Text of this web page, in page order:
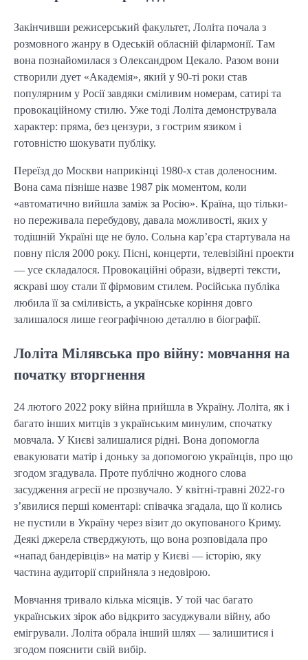
Закінчивши режисерський факультет, Лоліта почала з
розмовного жанру в Одеській обласній філармонії. Там
вона познайомилася з Олександром Цекало. Разом вони
створили дует «Академія», який у 90-ті роки став
популярним у Росії завдяки сміливим номерам, сатирі та
провокаційному стилю. Уже тоді Лоліта демонструвала
характер: пряма, без цензури, з гострим язиком і
готовністю шокувати публіку.
Переїзд до Москви наприкінці 1980-х став доленосним.
Вона сама пізніше назве 1987 рік моментом, коли
«автоматично вийшла заміж за Росію». Країна, що тільки-
но переживала перебудову, давала можливості, яких у
тодішній Україні ще не було. Сольна кар’єра стартувала на
повну після 2000 року. Пісні, концерти, телевізійні проекти
— усе складалося. Провокаційні образи, відверті тексти,
яскраві шоу стали її фірмовим стилем. Російська публіка
любила її за сміливість, а українське коріння довго
залишалося лише географічною деталлю в біографії.
Лоліта Мілявська про війну: мовчання на
початку вторгнення
24 лютого 2022 року війна прийшла в Україну. Лоліта, як і
багато інших митців з українським минулим, спочатку
мовчала. У Києві залишалися рідні. Вона допомогла
евакуювати матір і доньку за допомогою українців, про що
згодом згадувала. Проте публічно жодного слова
засудження агресії не прозвучало. У квітні-травні 2022-го
з’явилися перші коментарі: співачка згадала, що її колись
не пустили в Україну через візит до окупованого Криму.
Деякі джерела стверджують, що вона розповідала про
«напад бандерівців» на матір у Києві — історію, яку
частина аудиторії сприйняла з недовірою.
Мовчання тривало кілька місяців. У той час багато
українських зірок або відкрито засуджували війну, або
емігрували. Лоліта обрала інший шлях — залишитися і
згодом пояснити свій вибір.